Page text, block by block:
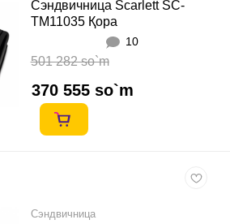
Сэндвичница Scarlett SC-
TM11035 Қора
10
501 282 so`m
370 555 so`m
Сэндвичница